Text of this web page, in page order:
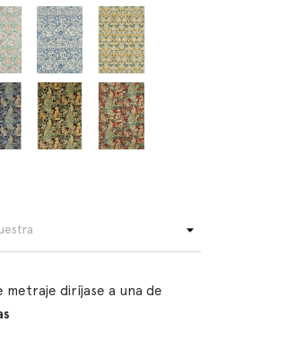
metraje diríjase a una de